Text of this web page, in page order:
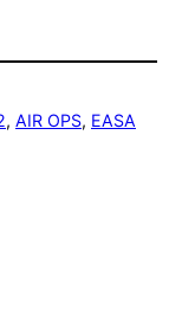
, AIR OPS, EASA